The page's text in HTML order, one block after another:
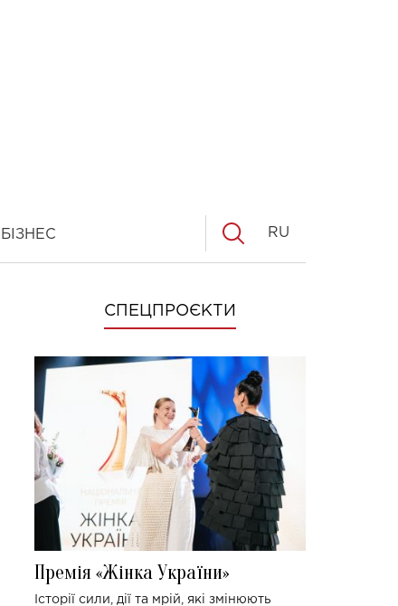
БІЗНЕС RU
СПЕЦПРОЄКТИ
Премія «Жінка України»
Історії сили, дії та мрій, які змінюють